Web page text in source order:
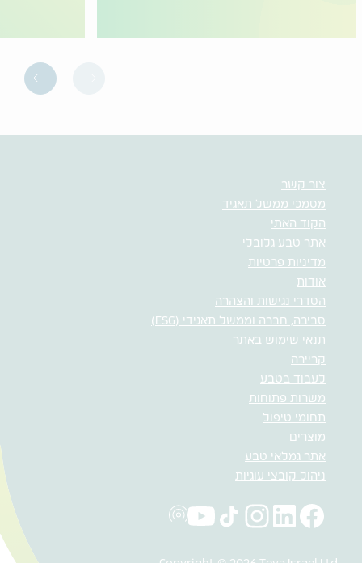
צור קשר
מסמכי ממשל תאגיד
הקוד האתי
אתר טבע גלובלי
מדיניות פרטיות
אודות
הסדרי נגישות והצהרה
סביבה, חברה וממשל תאגידי (ESG)
תנאי שימוש באתר
קריירה
לעבוד בטבע
משרות פתוחות
תחומי טיפול
מוצרים
אתר גמלאי טבע
ניהול קובצי עוגיות